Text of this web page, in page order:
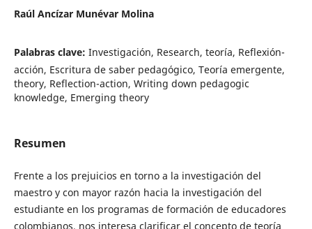
Raúl Ancízar Munévar Molina
Palabras clave: Investigación, Research, teoría, Reflexión-
acción, Escritura de saber pedagógico, Teoría emergente,
theory, Reflection-action, Writing down pedagogic
knowledge, Emerging theory
Resumen
Frente a los prejuicios en torno a la investigación del
maestro y con mayor razón hacia la investigación del
estudiante en los programas de formación de educadores
colombianos, nos interesa clarificar el concepto de teoría